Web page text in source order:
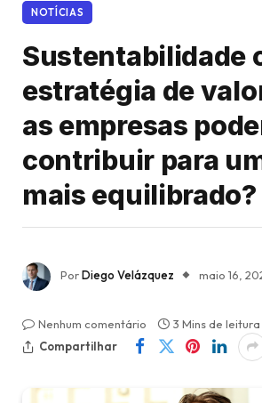
NOTÍCIAS
Sustentabilidade
estratégia de
as empresas
contribuir para
mais equilibrado?
PorDiego Velázquez maio 16,
Nenhum comentário
3 Mins de leitura
Compartilhar